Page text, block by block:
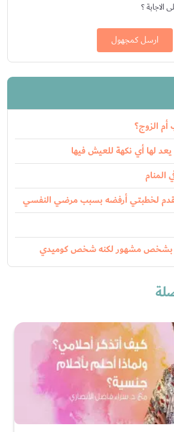
؟
ارسل كمجهول
الزوج؟
لها أي نكهة للعيش فيها
لخطبتي أرفضه بسبب مرضي النفسي
بشخص مشهور لكنه شخص كوميدي